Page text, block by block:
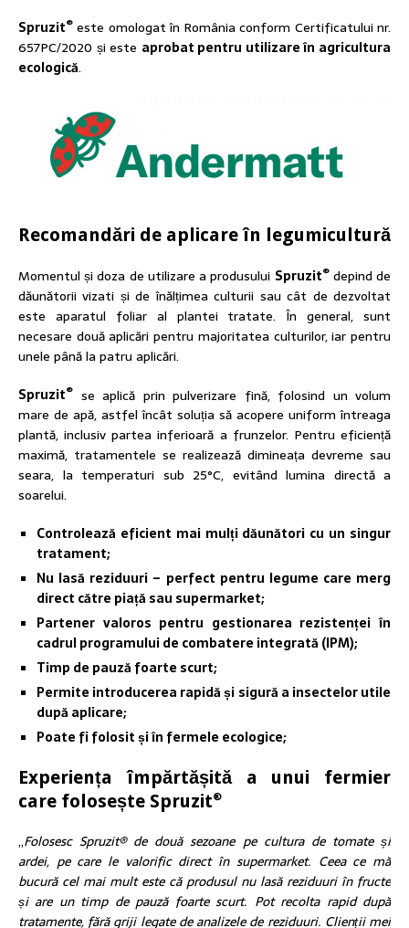
Spruzit® este omologat în România conform Certificatului nr.
657PC/2020 și este aprobat pentru utilizare în agricultura
ecologică.
Recomandări de aplicare în legumicultură
Momentul și doza de utilizare a produsului Spruzit®depind de
dăunătorii vizati și de înălțimea culturii sau cât de dezvoltat
este aparatul foliar al plantei tratate. În general, sunt
necesare două aplicări pentru majoritatea culturilor, iar pentru
unele până la patru aplicări.
Spruzit® se aplică prin pulverizare fină, folosind un volum
mare de apă, astfel încât soluția să acopere uniform întreaga
plantă, inclusiv partea inferioară a frunzelor. Pentru eficiență
maximă, tratamentele se realizează dimineața devreme sau
seara, la temperaturi sub 25°C, evitând lumina directă a
soarelui.
Controlează eficient mai mulți dăunători cu un singur
tratament;
Nu lasă reziduuri – perfect pentru legume care merg
direct către piață sau supermarket;
Partener valoros pentru gestionarea rezistenței în
cadrul programului de combatere integrată (IPM);
Timp de pauză foarte scurt;
Permite introducerea rapidă și sigură a insectelor utile
după aplicare;
Poate fi folosit și în fermele ecologice;
Experiența împărtășită a unui fermier
care folosește Spruzit®
„Folosesc Spruzit® de două sezoane pe cultura de tomate și
ardei, pe care le valorific direct în supermarket. Ceea ce mă
bucură cel mai mult este că produsul nu lasă reziduuri în fructe
și are un timp de pauză foarte scurt. Pot recolta rapid după
tratamente, fără griji legate de analizele de reziduuri. Clienții mei